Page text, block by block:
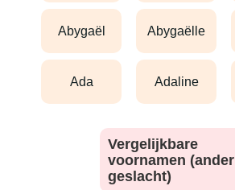
abygaël abygaëlle
ada adaline
Vergelijkbare
voornamen (ander
geslacht)